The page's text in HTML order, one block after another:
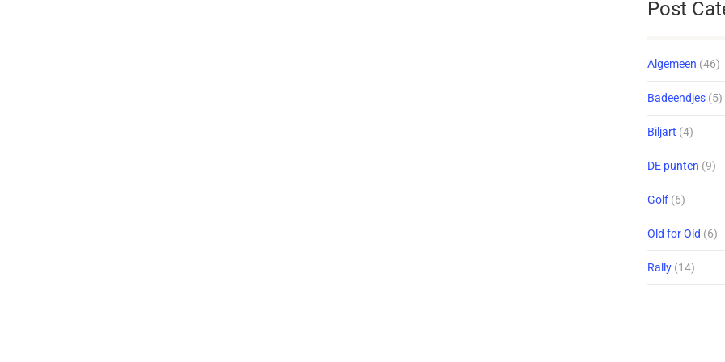
Post
Algemeen (46)
Badeendjes(5)
Biljart (4)
DE punten (9)
Golf(6)
Old for Old (6)
Rally(14)